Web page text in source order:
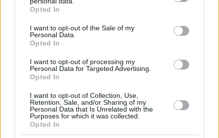
grant or deny consent to Google and its third-party tags to
use your data for below specified purposes in below Google
consent section.
Opted In
I want to opt-out of the Sale of my
Personal Data.
Opted In
I want to opt-out of processing my
Personal Data for Targeted Advertising.
Opted In
I want to opt-out of Collection, Use,
Retention, Sale, and/or Sharing of my
Personal Data that Is Unrelated with the
Purposes for which it was collected.
Opted In
Δεν σας άρεσε ο ΓΑΠ, καλά να πάθετε τώρα,
πληρώστε!
ΑΠΑΝΤΗΣΗ
βλασης Αργυροπουλος
ε βεβαία τα κουτάβια αυτόν που τους δείχνουν
γαβγίζουν, δεν έχουν μυαλό και κρίση, όταν ο ΓΑΠ
τους εσκιζε με φόρο 15% ετήσια, η άλλοι έτρεχαν να
τον κατηγορήσουν, και τα κουτάβια τρέχαν και αυτά